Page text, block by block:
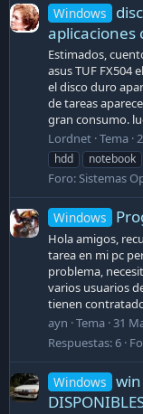
Windows
Estimados,
asus TUF FX504
el disco duro
de tareas
gran consumo.
Lordnet Tema
hdd
notebook
Foro:Sistemas
Windows
Hola amigos,
tarea en mi pc
problema,
varios usuarios
tienen
ayn Tema 31
Respuestas: 6
Windows win